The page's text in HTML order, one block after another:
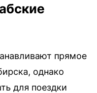
прямое
однако
для поездки